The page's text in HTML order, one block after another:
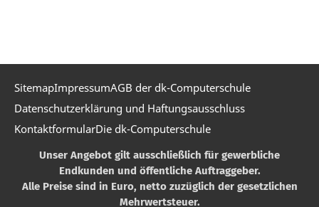
SitemapImpressumAGB der dk-Computerschule
Datenschutzerklärung und Haftungsausschluss
KontaktformularDie dk-Computerschule
Unser Angebot gilt ausschließlich für gewerbliche
Endkunden und öffentliche Auftraggeber.
Alle Preise sind in Euro, netto zuzüglich der gesetzlichen
Mehrwertsteuer.